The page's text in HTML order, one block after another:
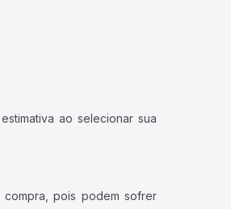
ao selecionar sua
pois podem sofrer